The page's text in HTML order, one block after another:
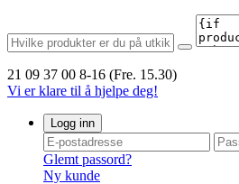
21 09 37 00 8-16 (Fre. 15.30)
Vi er klare til å hjelpe deg!
Logg inn
Glemt passord?
Ny kunde